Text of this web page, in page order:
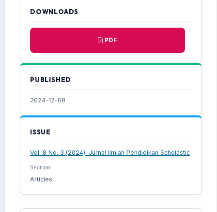
DOWNLOADS
PDF
PUBLISHED
2024-12-08
ISSUE
Vol. 8 No. 3 (2024): Jurnal Ilmiah Pendidikan Scholastic
Section
Articles